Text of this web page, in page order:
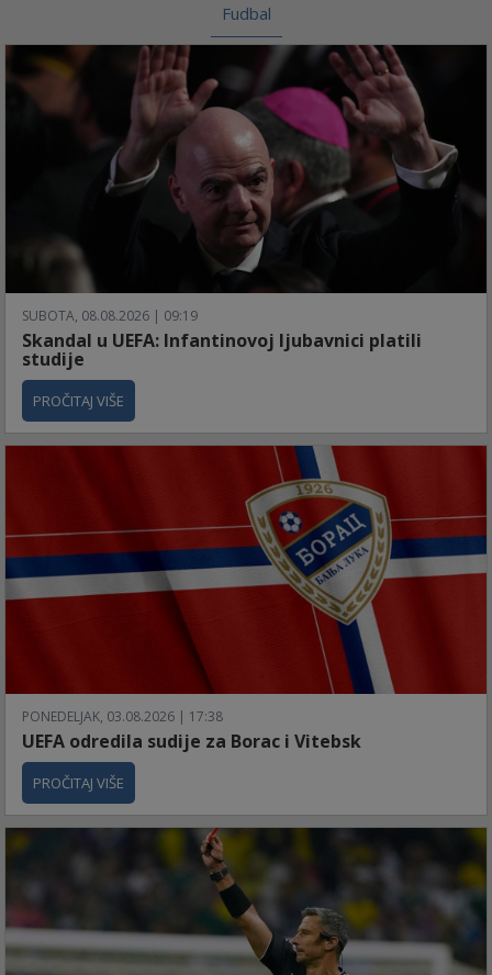
Fudbal
SUBOTA, 08.08.2026 | 09:19
Skandal u UEFA: Infantinovoj ljubavnici platili
studije
PROČITAJ VIŠE
PONEDELJAK, 03.08.2026 | 17:38
UEFA odredila sudije za Borac i Vitebsk
PROČITAJ VIŠE